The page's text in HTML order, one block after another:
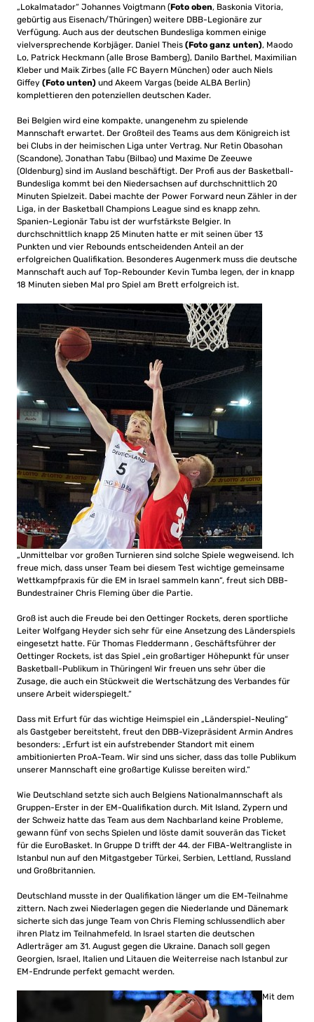
„Lokalmatador“ Johannes Voigtmann (Foto oben, Baskonia Vitoria,
gebürtig aus Eisenach/Thüringen) weitere DBB-Legionäre zur
Verfügung. Auch aus der deutschen Bundesliga kommen einige
vielversprechende Korbjäger. Daniel Theis (Foto ganz unten), Maodo
Lo, Patrick Heckmann (alle Brose Bamberg), Danilo Barthel, Maximilian
Kleber und Maik Zirbes (alle FC Bayern München) oder auch Niels
Giffey (Foto unten) und Akeem Vargas (beide ALBA Berlin)
komplettieren den potenziellen deutschen Kader.
Bei Belgien wird eine kompakte, unangenehm zu spielende
Mannschaft erwartet. Der Großteil des Teams aus dem Königreich ist
bei Clubs in der heimischen Liga unter Vertrag. Nur Retin Obasohan
(Scandone), Jonathan Tabu (Bilbao) und Maxime De Zeeuwe
(Oldenburg) sind im Ausland beschäftigt. Der Profi aus der Basketball-
Bundesliga kommt bei den Niedersachsen auf durchschnittlich 20
Minuten Spielzeit. Dabei machte der Power Forward neun Zähler in der
Liga, in der Basketball Champions League sind es knapp zehn.
Spanien-Legionär Tabu ist der wurfstärkste Belgier. In
durchschnittlich knapp 25 Minuten hatte er mit seinen über 13
Punkten und vier Rebounds entscheidenden Anteil an der
erfolgreichen Qualifikation. Besonderes Augenmerk muss die deutsche
Mannschaft auch auf Top-Rebounder Kevin Tumba legen, der in knapp
18 Minuten sieben Mal pro Spiel am Brett erfolgreich ist.
„Unmittelbar vor großen Turnieren sind solche Spiele wegweisend. Ich
freue mich, dass unser Team bei diesem Test wichtige gemeinsame
Wettkampfpraxis für die EM in Israel sammeln kann“, freut sich DBB-
Bundestrainer Chris Fleming über die Partie.
Groß ist auch die Freude bei den Oettinger Rockets, deren sportliche
Leiter Wolfgang Heyder sich sehr für eine Ansetzung des Länderspiels
eingesetzt hatte. Für Thomas Fleddermann , Geschäftsführer der
Oettinger Rockets, ist das Spiel „ein großartiger Höhepunkt für unser
Basketball-Publikum in Thüringen! Wir freuen uns sehr über die
Zusage, die auch ein Stückweit die Wertschätzung des Verbandes für
unsere Arbeit widerspiegelt.“
Dass mit Erfurt für das wichtige Heimspiel ein „Länderspiel-Neuling“
als Gastgeber bereitsteht, freut den DBB-Vizepräsident Armin Andres
besonders: „Erfurt ist ein aufstrebender Standort mit einem
ambitionierten ProA-Team. Wir sind uns sicher, dass das tolle Publikum
unserer Mannschaft eine großartige Kulisse bereiten wird.“
Wie Deutschland setzte sich auch Belgiens Nationalmannschaft als
Gruppen-Erster in der EM-Qualifikation durch. Mit Island, Zypern und
der Schweiz hatte das Team aus dem Nachbarland keine Probleme,
gewann fünf von sechs Spielen und löste damit souverän das Ticket
für die EuroBasket. In Gruppe D trifft der 44. der FIBA-Weltrangliste in
Istanbul nun auf den Mitgastgeber Türkei, Serbien, Lettland, Russland
und Großbritannien.
Deutschland musste in der Qualifikation länger um die EM-Teilnahme
zittern. Nach zwei Niederlagen gegen die Niederlande und Dänemark
sicherte sich das junge Team von Chris Fleming schlussendlich aber
ihren Platz im Teilnahmefeld. In Israel starten die deutschen
Adlerträger am 31. August gegen die Ukraine. Danach soll gegen
Georgien, Israel, Italien und Litauen die Weiterreise nach Istanbul zur
EM-Endrunde perfekt gemacht werden.
Mit dem